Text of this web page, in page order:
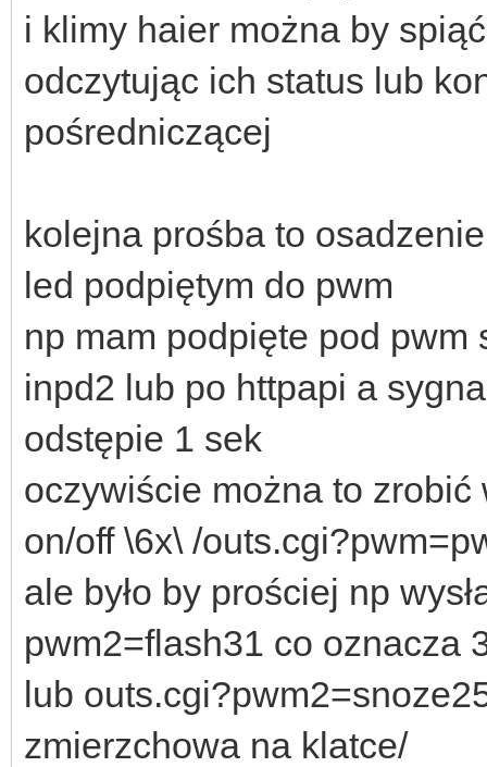
i klimy haier można by
odczytując ich status lub
pośredniczącej
kolejna prośba to
led podpiętym do pwm
np mam podpięte pod
inpd2 lub po httpapi a
odstępie 1 sek
oczywiście można to zrobić
on/off \6x\ /
ale było by prościej np
pwm2=flash31 co oznacza
lub
zmierzchowa na klatce/